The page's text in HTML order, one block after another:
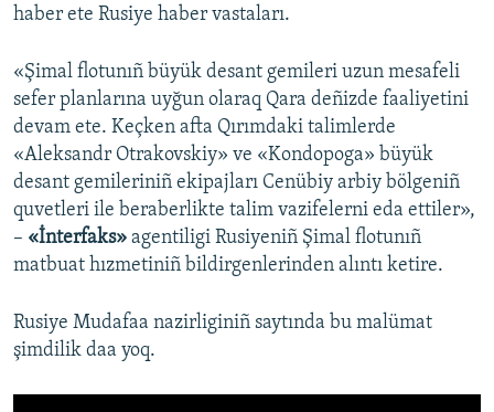
haber ete Rusiye haber vastaları.
«Şimal flotunıñ büyük desant gemileri uzun mesafeli
sefer planlarına uyğun olaraq Qara deñizde faaliyetini
devam ete. Keçken afta Qırımdaki talimlerde
«Aleksandr Otrakovskiy» ve «Kondopoga» büyük
desant gemileriniñ ekipajları Cenübiy arbiy bölgeniñ
quvetleri ile beraberlikte talim vazifelerni eda ettiler»,
– «İnterfaks» agentiligi Rusiyeniñ Şimal flotunıñ
matbuat hızmetiniñ bildirgenlerinden alıntı ketire.
Rusiye Mudafaa nazirliginiñ saytında bu malümat
şimdilik daa yoq.